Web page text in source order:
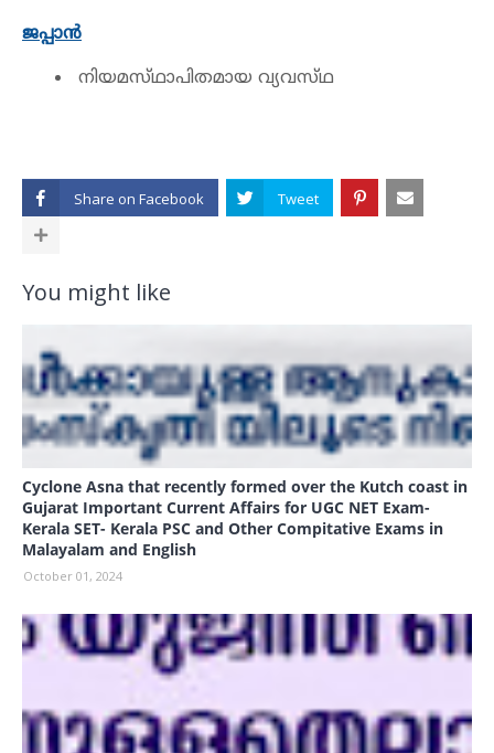
ജപ്പാൻ
നിയമസ്‌ഥാപിതമായ വ്യവസ്‌ഥ
Share on
You might like
Cyclone Asna that recently formed over the Kutch coast in
Gujarat Important Current Affairs for UGC NET Exam-
Kerala SET- Kerala PSC and Other Compitative Exams in
Malayalam and English
October 01, 2024